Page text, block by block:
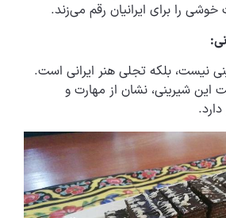
را برای ایرانیان رقم می‌زند.
نیست، بلکه تجلی هنر ایرانی است.
شیرینی، نشان از مهارت و